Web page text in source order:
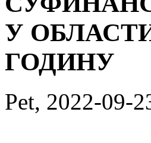
У
ГОДИНУ
Pet, 2022-09-